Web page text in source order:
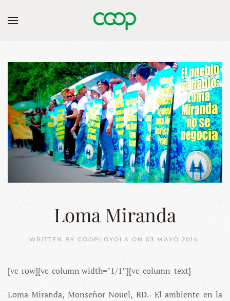
Skip to main content
Loma Miranda
WRITTEN BY COOPLOYOLA ON 03 MAYO 2014.
[vc_row][vc_column width="1/1″][vc_column_text]
Loma Miranda, Monseñor Nouel, RD.- El ambiente en la